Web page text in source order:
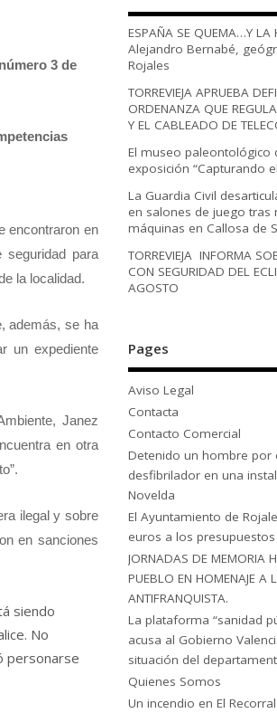
3 de
encontraron en
seguridad para
la localidad.
además, se ha
un expediente
Janez
en otra
ilegal y sobre
en sanciones
siendo
No
personarse
ESPAÑA SE QUEMA…Y LA
Alejandro Bernabé,
Rojales
TORREVIEJA APRUEBA
ORDENANZA QUE
Y EL CABLEADO DE
El museo paleontológico
exposición “Capturando
La Guardia Civil
en salones de juego tras
máquinas en Callosa de
TORREVIEJA INFORMA
CON SEGURIDAD DEL
AGOSTO
Pages
Aviso Legal
Contacta
Contacto Comercial
Detenido un hombre por
desfibrilador en una
Novelda
El Ayuntamiento de
euros a los
JORNADAS DE MEMORIA
PUEBLO EN HOMENAJE A
ANTIFRANQUISTA.
La plataforma “sanidad
acusa al Gobierno
situación del
Quienes Somos
Un incendio en El